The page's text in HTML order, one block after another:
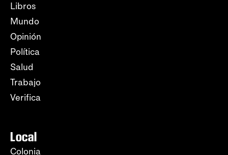
Libros
Mundo
Opinión
Política
Salud
Trabajo
Verifica
Local
Colonia